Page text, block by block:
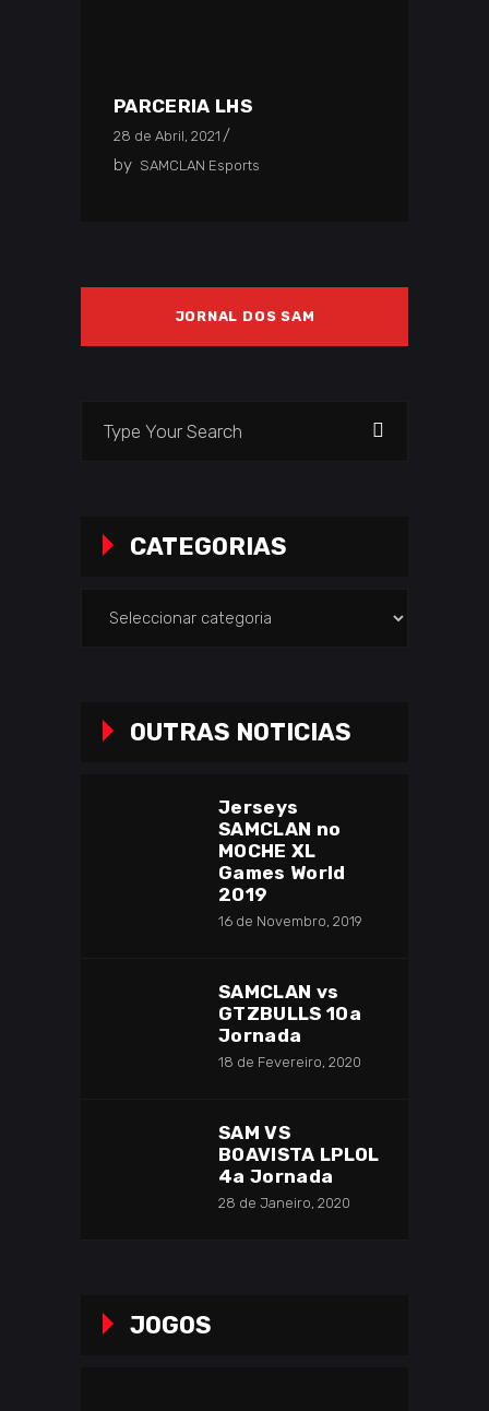
PARCERIA LHS
28 de Abril, 2021
by SAMCLAN Esports
JORNAL DOS SAM
CATEGORIAS
OUTRAS NOTICIAS
Jerseys
SAMCLAN no
MOCHE XL
Games World
2019
16 de Novembro, 2019
SAMCLAN vs
GTZBULLS 10a
Jornada
18 de Fevereiro, 2020
SAM VS
BOAVISTA LPLOL
4a Jornada
28 de Janeiro, 2020
JOGOS